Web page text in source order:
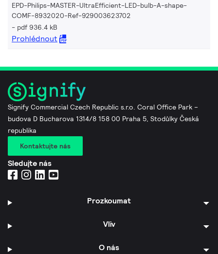
EPD-Philips-MASTER-UltraEfficient-LED-bulb-A-shape-
COMF-8932020-Ref-929003623702
pdf 936.4 kB
Prohlédnout
Signify Commercial Czech Republic s.r.o. Coral Office Park –
budova D Bucharova 1314/8 158 00 Praha 5, Stodůlky Česká
republika
Kontaktujte nás
Sledujte nás
Prozkoumat
Vliv
O nás